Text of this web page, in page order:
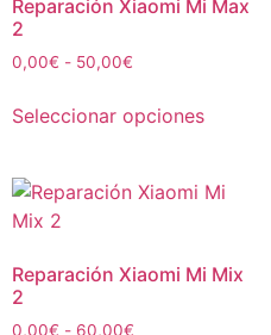
Reparación Xiaomi Mi Max
2
0,00€ - 50,00€
Seleccionar opciones
Reparación Xiaomi Mi Mix
2
0,00€ - 60,00€